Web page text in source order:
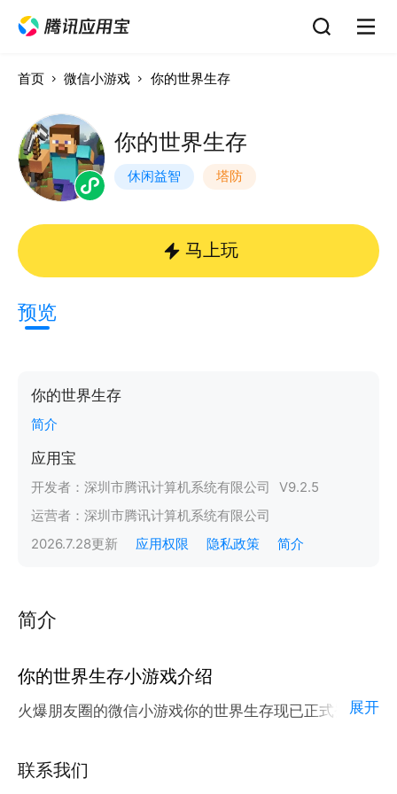
首页 微信小游戏 你的世界生存
你的世界生存
休闲益智 塔防
马上玩
预览
你的世界生存
简介
应用宝
开发者： 深圳市腾讯计算机系统有限公司 V9.2.5
运营者： 深圳市腾讯计算机系统有限公司
2026.7.28更新 应用权限 隐私政策 简介
简介
你的世界生存小游戏介绍
火爆朋友圈的微信小游戏你的世界生存现已正式登陆腾
应用宝为腾讯官方游戏平台，收录海量正版授权的高热
度精品小游戏。直接搜索或者在小游戏 tab 发现热门
展开
联系我们